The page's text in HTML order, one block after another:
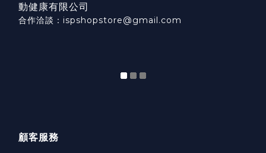
動健康有限公司
合作洽談：ispshopstore@gmail.com
顧客服務